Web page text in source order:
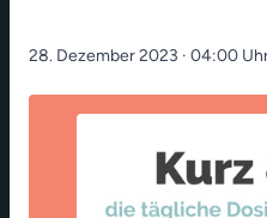
28. Dezember 2023 · 04:00